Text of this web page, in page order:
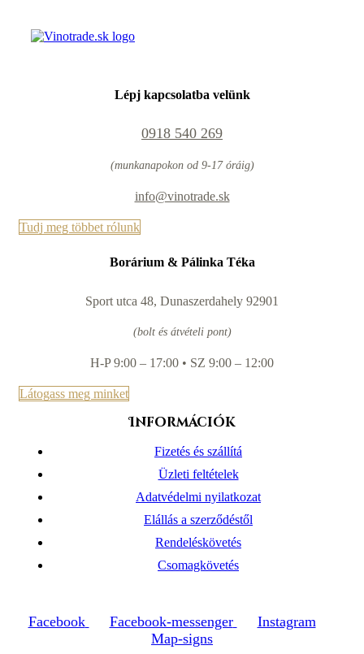
Lépj kapcsolatba velünk
0918 540 269
(munkanapokon od 9-17 óráig)
info@vinotrade.sk
Tudj meg többet rólunk
Borárium & Pálinka Téka
Sport utca 48, Dunaszerdahely 92901
(bolt és átvételi pont)
H-P 9:00 – 17:00 • SZ 9:00 – 12:00
Látogass meg minket
Információk
Fizetés és szállítá
Üzleti feltételek
Adatvédelmi nyilatkozat
Elállás a szerződéstől
Rendeléskövetés
Csomagkövetés
Facebook Facebook-messenger
Instagram
Map-signs